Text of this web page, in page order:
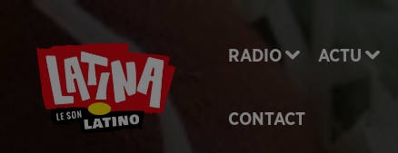
RADIO ACTU
CONTACT